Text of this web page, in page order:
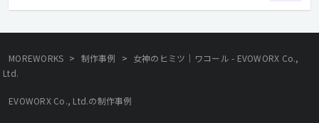
MOREWORKS > 制作事例 > 女神のヒミツ｜ワコール - EVOWORX Co.,
Ltd.
EVOWORX Co., Ltd.の制作事例